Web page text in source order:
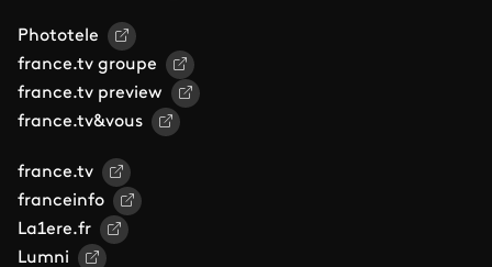
Phototele
france.tv groupe
france.tv preview
france.tv&vous
france.tv
franceinfo
La1ere.fr
Lumni